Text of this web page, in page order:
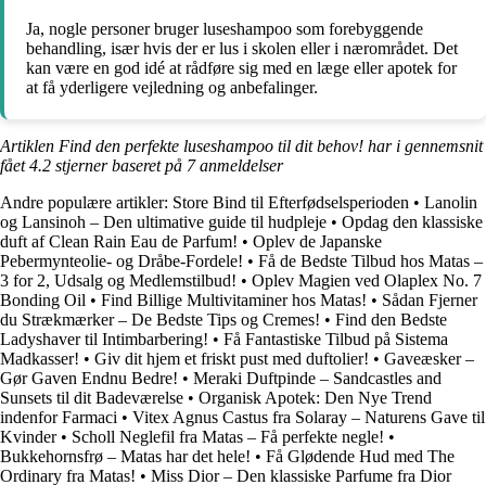
Ja, nogle personer bruger luseshampoo som forebyggende
behandling, især hvis der er lus i skolen eller i nærområdet. Det
kan være en god idé at rådføre sig med en læge eller apotek for
at få yderligere vejledning og anbefalinger.
Artiklen Find den perfekte luseshampoo til dit behov! har i gennemsnit
fået4.2 stjerner baseret på 7anmeldelser
Andre populære artikler: Store Bind til Efterfødselsperioden • Lanolin
og Lansinoh – Den ultimative guide til hudpleje • Opdag den klassiske
duft af Clean Rain Eau de Parfum! • Oplev de Japanske
Pebermynteolie- og Dråbe-Fordele! • Få de Bedste Tilbud hos Matas –
3 for 2, Udsalg og Medlemstilbud! • Oplev Magien ved Olaplex No. 7
Bonding Oil • Find Billige Multivitaminer hos Matas! • Sådan Fjerner
du Strækmærker – De Bedste Tips og Cremes! • Find den Bedste
Ladyshaver til Intimbarbering! • Få Fantastiske Tilbud på Sistema
Madkasser! • Giv dit hjem et friskt pust med duftolier! • Gaveæsker –
Gør Gaven Endnu Bedre! • Meraki Duftpinde – Sandcastles and
Sunsets til dit Badeværelse • Organisk Apotek: Den Nye Trend
indenfor Farmaci • Vitex Agnus Castus fra Solaray – Naturens Gave til
Kvinder• Scholl Neglefil fra Matas – Få perfekte negle! •
Bukkehornsfrø – Matas har det hele! • Få Glødende Hud med The
Ordinary fra Matas! • Miss Dior – Den klassiske Parfume fra Dior